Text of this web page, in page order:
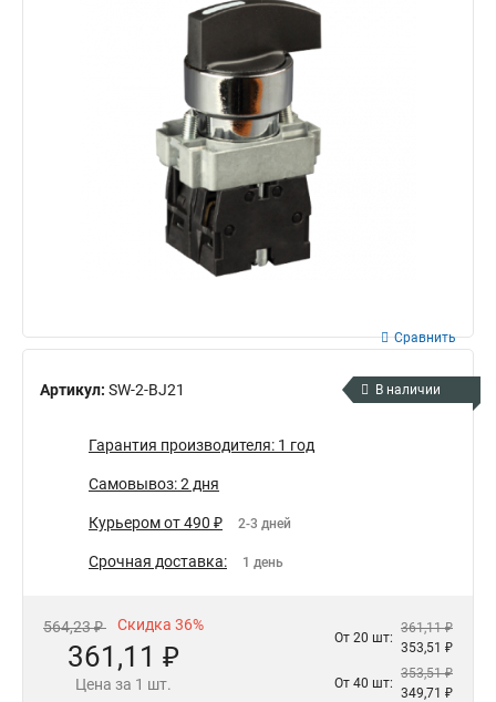
Артикул: SW-2-BJ21
Сравнить
В наличии
Гарантия производителя: 1 год
Самовывоз: 2 дня
Курьером от 490 ₽ 2-3 дней
Срочная доставка: 1 день
564,23 ₽ Скидка 36%
361,11 ₽
Цена за 1 шт.
От 20 шт:
361,11 ₽
353,51 ₽
От 40 шт:
353,51 ₽
349,71 ₽